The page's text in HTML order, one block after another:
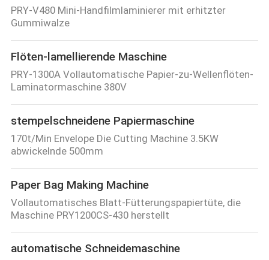
PRY-V480 Mini-Handfilmlaminierer mit erhitzter
Gummiwalze
Flöten-lamellierende Maschine
PRY-1300A Vollautomatische Papier-zu-Wellenflöten-
Laminatormaschine 380V
stempelschneidene Papiermaschine
170t/Min Envelope Die Cutting Machine 3.5KW
abwickelnde 500mm
Paper Bag Making Machine
Vollautomatisches Blatt-Fütterungspapiertüte, die
Maschine PRY1200CS-430 herstellt
automatische Schneidemaschine